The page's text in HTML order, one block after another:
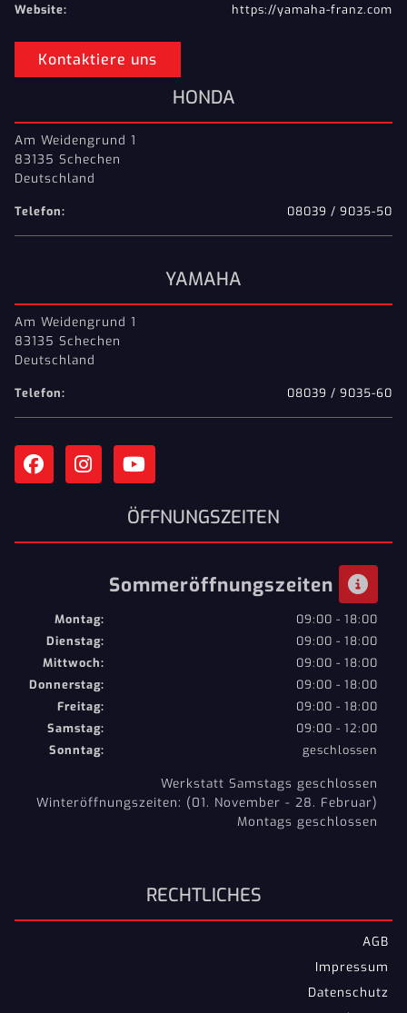
Website:
https://yamaha-franz.com
Kontaktiere uns
HONDA
Am Weidengrund 1
83135 Schechen
Deutschland
Telefon: 08039 / 9035-50
YAMAHA
Am Weidengrund 1
83135 Schechen
Deutschland
Telefon: 08039 / 9035-60
ÖFFNUNGSZEITEN
Sommeröffnungszeiten
Montag:
09:00 - 18:00
Dienstag:
09:00 - 18:00
Mittwoch:
09:00 - 18:00
Donnerstag:
09:00 - 18:00
Freitag:
09:00 - 18:00
Samstag:
09:00 - 12:00
Sonntag:
geschlossen
Werkstatt Samstags geschlossen
Winteröffnungszeiten: (01. November - 28. Februar)
Montags geschlossen
RECHTLICHES
AGB
Impressum
Datenschutz